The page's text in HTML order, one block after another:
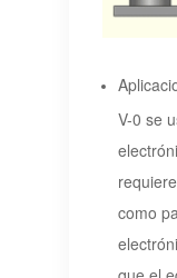
V-0 se
como
que el